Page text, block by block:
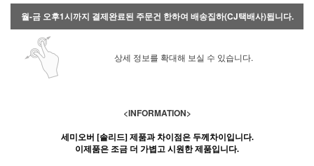
월-금 오후1시까지 결제완료된 주문건 한하여 배송집하(CJ택배사)됩니다.
상세 정보를 확대해 보실 수 있습니다.
<INFORMATION>
세미오버 [솔리드] 제품과 차이점은 두께차이입니다.
이제품은 조금 더 가볍고 시원한 제품입니다.